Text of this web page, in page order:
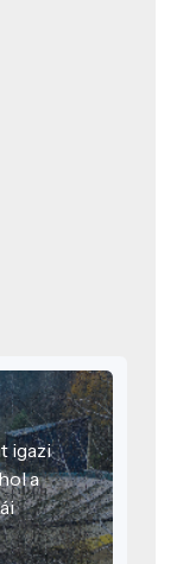
igazi
a